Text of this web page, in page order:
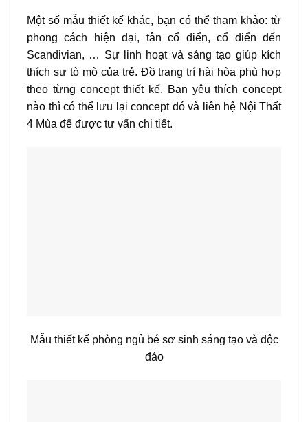
Một số mẫu thiết kế khác, bạn có thể tham khảo: từ
phong cách hiện đại, tân cổ điển, cổ điển đến
Scandivian, … Sự linh hoạt và sáng tạo giúp kích
thích sự tò mò của trẻ. Đồ trang trí hài hòa phù hợp
theo từng concept thiết kế. Bạn yêu thích concept
nào thì có thể lưu lại concept đó và liên hệ Nội Thất
4 Mùa để được tư vấn chi tiết.
Mẫu thiết kế phòng ngủ bé sơ sinh sáng tạo và độc
đáo